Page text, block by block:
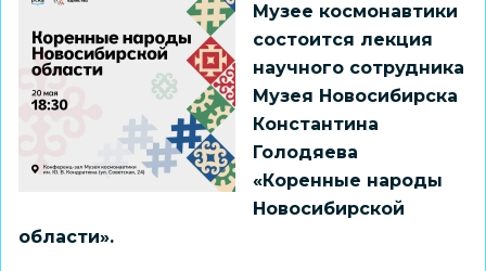
Музее космонавтики
состоится лекция
научного сотрудника
Музея Новосибирска
Константина
Голодяева
«Коренные народы
Новосибирской
области».